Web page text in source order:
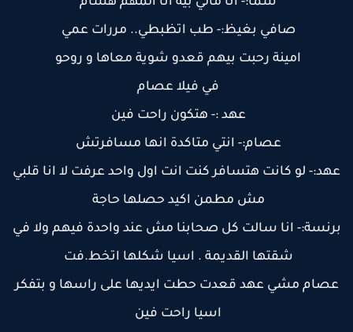
صافي بغيظ:- طب اتظبطي.. مررات عمي
امينة رحبت بيهم قعدو شوية معاها و روحو
في فيلا عصام
عهد :- هتكون راحت فين
عصام:- انتي متاكدة انها مسافرتش
لو كانت هتسافر كنت انت اول واحد عرفت لا انا قلبي
مش مطمن اكيد حصلها حاجة
انا سالت كل صحابنا مش عند واحدة فيهم ولا في
شقتها القديمة . اسيا شكلها اتخط.فت
عصام مشي عهد قعدت حطت ايديها على راسها و بتفكر
اسيا راحت فين